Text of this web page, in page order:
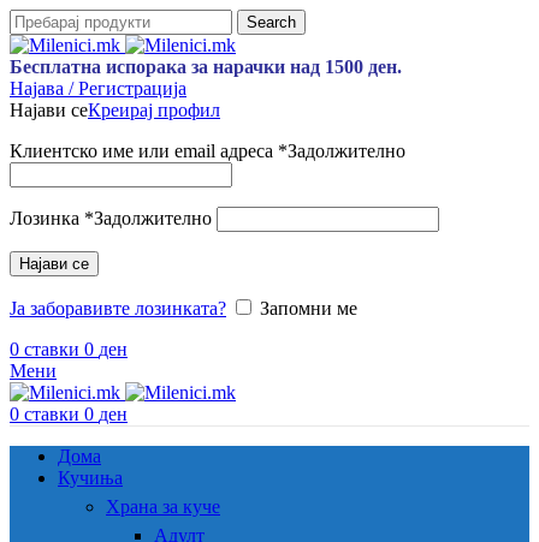
Search
Бесплатна испорака за нарачки над 1500 ден.
Најава / Регистрација
Најави сеКреирај профил
Клиентско име или email адреса *Задолжително
Лозинка *Задолжително
Најави се
Ја заборавивте лозинката?
Запомни ме
0 ставки 0 ден
Мени
0 ставки 0 ден
Дома
Кучиња
Храна за куче
Адулт